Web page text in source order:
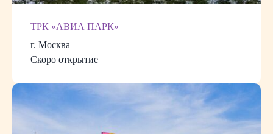
ТРК «АВИА ПАРК»
г. Москва
Скоро открытие